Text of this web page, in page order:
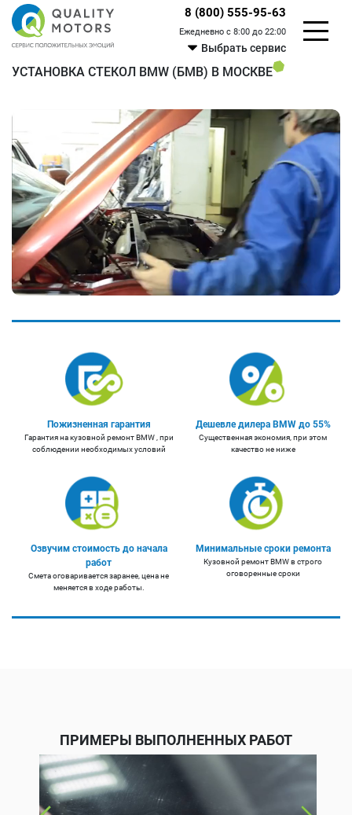
8 (800) 555-95-63
Ежедневно с 8:00 до 22:00
Выбрать сервис
УСТАНОВКА СТЕКОЛ BMW (БМВ) В МОСКВЕ
Пожизненная гарантия
Гарантия на кузовной ремонт BMW , при
соблюдении необходимых условий
Дешевле дилера BMW до 55%
Существенная экономия, при этом
качество не ниже
Озвучим стоимость до начала
работ
Смета оговаривается заранее, цена не
меняется в ходе работы.
Минимальные сроки ремонта
Кузовной ремонт BMW в строго
оговоренные сроки
ПРИМЕРЫ ВЫПОЛНЕННЫХ РАБОТ